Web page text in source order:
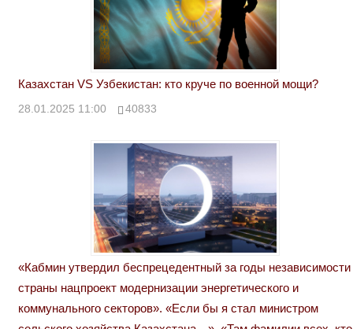
Казахстан VS Узбекистан: кто круче по военной мощи?
28.01.2025 11:00 40833
«Кабмин утвердил беспрецедентный за годы независимости
страны нацпроект модернизации энергетического и
коммунального секторов». «Если бы я стал министром